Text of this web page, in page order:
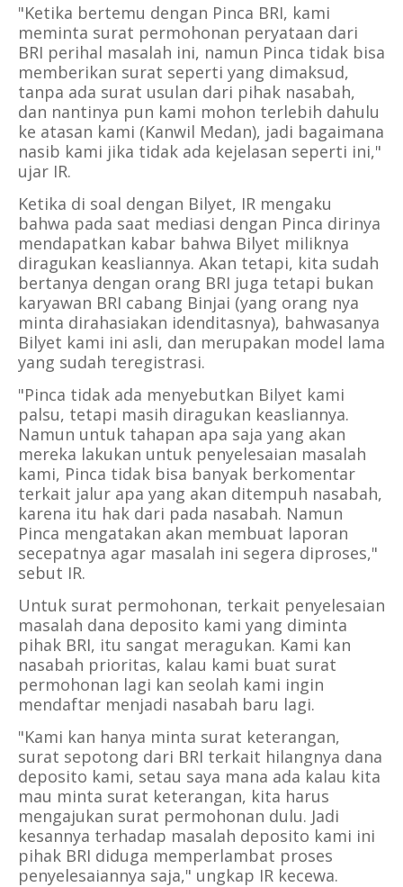
"Ketika bertemu dengan Pinca BRI, kami
meminta surat permohonan peryataan dari
BRI perihal masalah ini, namun Pinca tidak bisa
memberikan surat seperti yang dimaksud,
tanpa ada surat usulan dari pihak nasabah,
dan nantinya pun kami mohon terlebih dahulu
ke atasan kami (Kanwil Medan), jadi bagaimana
nasib kami jika tidak ada kejelasan seperti ini,"
ujar IR.
Ketika di soal dengan Bilyet, IR mengaku
bahwa pada saat mediasi dengan Pinca dirinya
mendapatkan kabar bahwa Bilyet miliknya
diragukan keasliannya. Akan tetapi, kita sudah
bertanya dengan orang BRI juga tetapi bukan
karyawan BRI cabang Binjai (yang orang nya
minta dirahasiakan idenditasnya), bahwasanya
Bilyet kami ini asli, dan merupakan model lama
yang sudah teregistrasi.
"Pinca tidak ada menyebutkan Bilyet kami
palsu, tetapi masih diragukan keasliannya.
Namun untuk tahapan apa saja yang akan
mereka lakukan untuk penyelesaian masalah
kami, Pinca tidak bisa banyak berkomentar
terkait jalur apa yang akan ditempuh nasabah,
karena itu hak dari pada nasabah. Namun
Pinca mengatakan akan membuat laporan
secepatnya agar masalah ini segera diproses,"
sebut IR.
Untuk surat permohonan, terkait penyelesaian
masalah dana deposito kami yang diminta
pihak BRI, itu sangat meragukan. Kami kan
nasabah prioritas, kalau kami buat surat
permohonan lagi kan seolah kami ingin
mendaftar menjadi nasabah baru lagi.
"Kami kan hanya minta surat keterangan,
surat sepotong dari BRI terkait hilangnya dana
deposito kami, setau saya mana ada kalau kita
mau minta surat keterangan, kita harus
mengajukan surat permohonan dulu. Jadi
kesannya terhadap masalah deposito kami ini
pihak BRI diduga memperlambat proses
penyelesaiannya saja," ungkap IR kecewa.